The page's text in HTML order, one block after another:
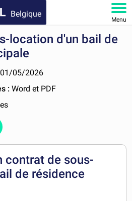
Belgique
Menu
location d'un bail de
01/05/2026
:Word et PDF
contrat de sous-
de résidence